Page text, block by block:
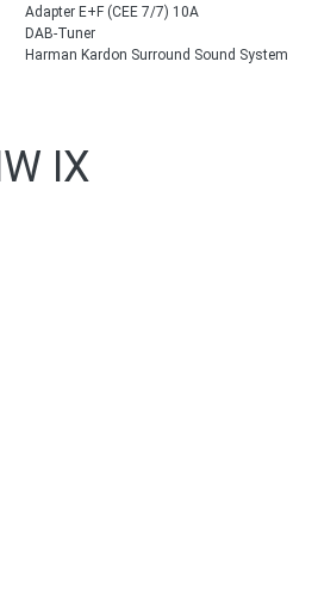
Adapter E+F (CEE 7/7) 10A
DAB-Tuner
Harman Kardon Surround Sound System
IX